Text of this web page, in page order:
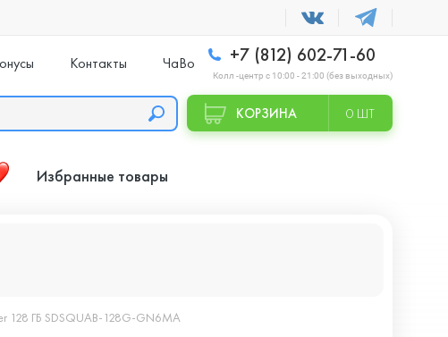
Контакты ЧаВо +7 (812) 602-71-60
Колл -центр с 10:00 - 21:00 (без выходных)
КОРЗИНА 0 ШТ
Избранные товары
128 ГБ SDSQUAB-128G-GN6MA